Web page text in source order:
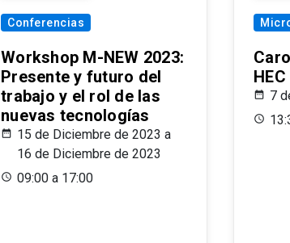
Conferencias
Workshop M-NEW 2023:
Presente y futuro del
trabajo y el rol de las
nuevas tecnologías
15 de Diciembre de 2023 a
16 de Diciembre de 2023
09:00 a 17:00
7